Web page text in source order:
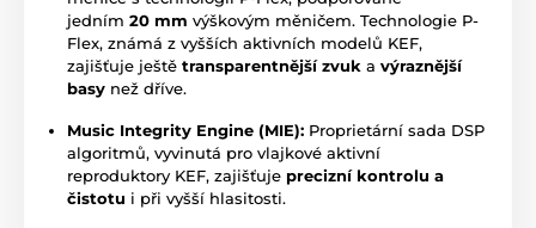
jedním 20 mm výškovým měničem. Technologie P-
Flex, známá z vyšších aktivních modelů KEF,
zajišťuje ještě transparentnější zvuk a výraznější
basy než dříve.
Music Integrity Engine (MIE): Proprietární sada DSP
algoritmů, vyvinutá pro vlajkové aktivní
reproduktory KEF, zajišťuje precizní kontrolu a
čistotu i při vyšší hlasitosti.